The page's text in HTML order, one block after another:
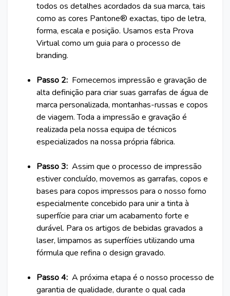
todos os detalhes acordados da sua marca, tais
como as cores Pantone® exactas, tipo de letra,
forma, escala e posição. Usamos esta Prova
Virtual como um guia para o processo de
branding.
Passo 2: Fornecemos impressão e gravação de
alta definição para criar suas garrafas de água de
marca personalizada, montanhas-russas e copos
de viagem. Toda a impressão e gravação é
realizada pela nossa equipa de técnicos
especializados na nossa própria fábrica.
Passo 3: Assim que o processo de impressão
estiver concluído, movemos as garrafas, copos e
bases para copos impressos para o nosso forno
especialmente concebido para unir a tinta à
superfície para criar um acabamento forte e
durável. Para os artigos de bebidas gravados a
laser, limpamos as superfícies utilizando uma
fórmula que refina o design gravado.
Passo 4: A próxima etapa é o nosso processo de
garantia de qualidade, durante o qual cada